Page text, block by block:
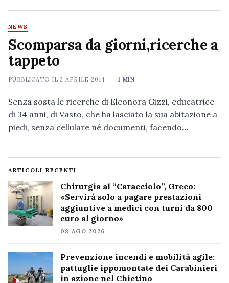
NEWS
Scomparsa da giorni,ricerche a
tappeto
PUBBLICATO IL2 APRILE 2014 1 MIN
Senza sosta le ricerche di Eleonora Gizzi, educatrice
di 34 anni, di Vasto, che ha lasciato la sua abitazione a
piedi, senza cellulare né documenti, facendo…
ARTICOLI RECENTI
Chirurgia al “Caracciolo”, Greco:
«Servirà solo a pagare prestazioni
aggiuntive a medici con turni da 800
euro al giorno»
08 AGO 2026
Prevenzione incendi e mobilità agile:
pattuglie ippomontate dei Carabinieri
in azione nel Chietino